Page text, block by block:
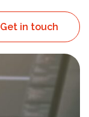
Get in touch